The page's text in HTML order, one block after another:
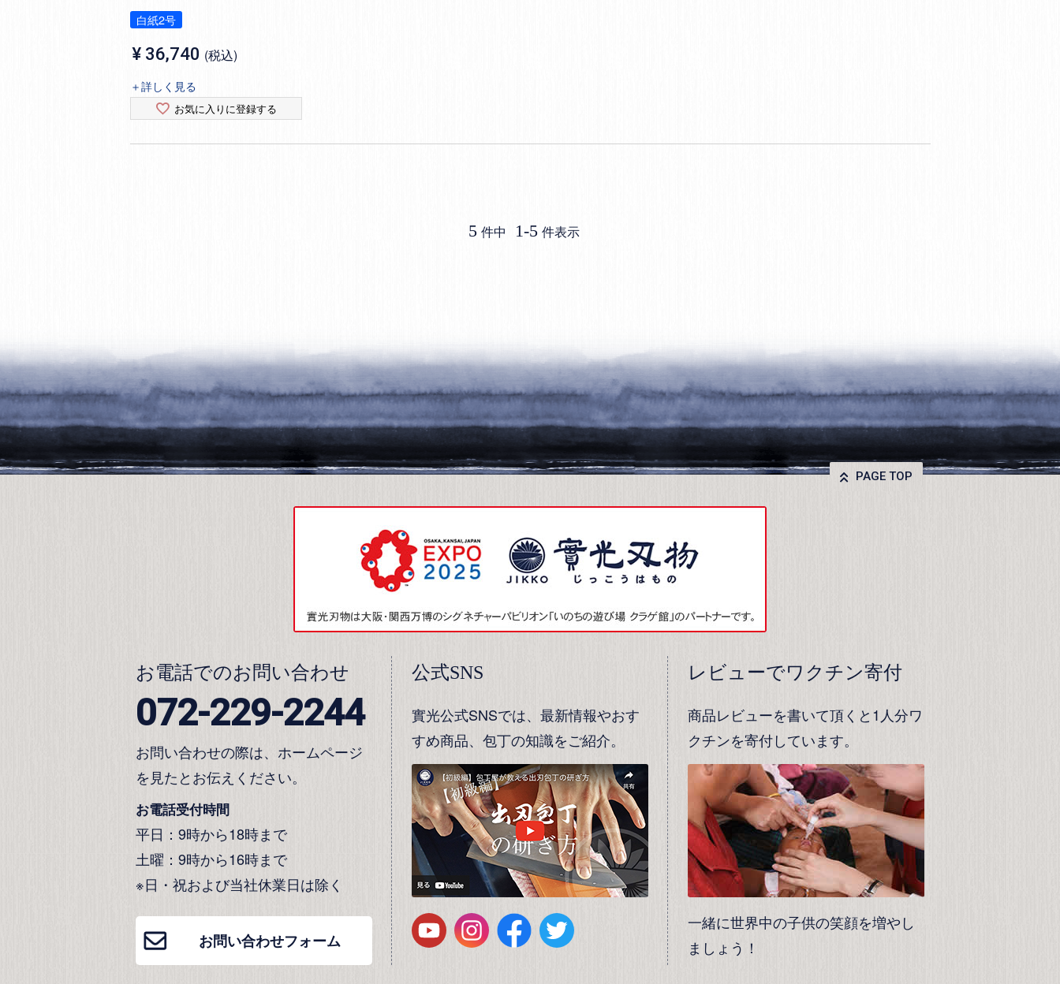
白紙2号
¥ 36,740 税込
＋詳しく見る
お気に入りに登録する
5 件中 1-5 件表示
PAGE TOP
お電話でのお問い合わせ
072-229-2244
お問い合わせの際は、ホームページ
を見たとお伝えください。
お電話受付時間
平日：9時から18時まで
土曜：9時から16時まで
※日・祝および当社休業日は除く
お問い合わせフォーム
公式SNS
實光公式SNSでは、最新情報やおす
すめ商品、包丁の知識をご紹介。
レビューでワクチン寄付
商品レビューを書いて頂くと1人分ワ
クチンを寄付しています。
一緒に世界中の子供の笑顔を増やし
ましょう！